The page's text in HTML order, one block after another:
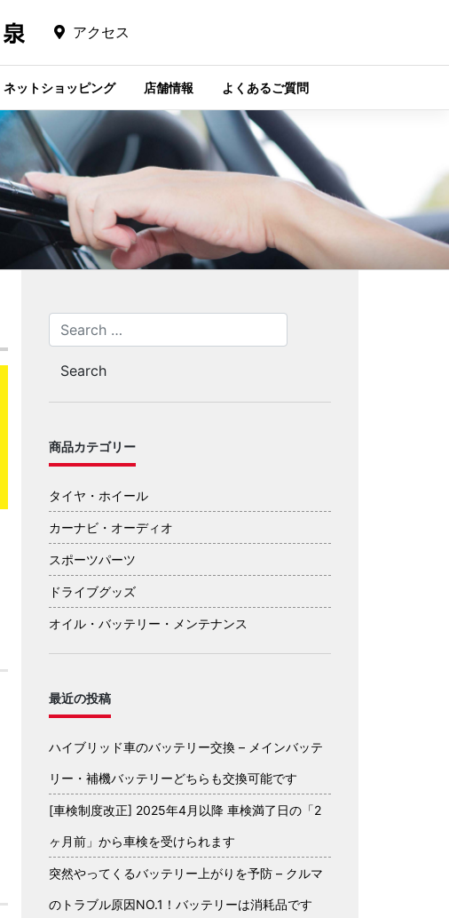
アクセス
ネットショッピング 店舗情報 よくあるご質問
商品カテゴリー
タイヤ・ホイール
カーナビ・オーディオ
スポーツパーツ
ドライブグッズ
オイル・バッテリー・メンテナンス
最近の投稿
ハイブリッド車のバッテリー交換 – メインバッテ
リー・補機バッテリーどちらも交換可能です
[車検制度改正] 2025年4月以降 車検満了日の「2
ヶ月前」から車検を受けられます
突然やってくるバッテリー上がりを予防 – クルマ
のトラブル原因NO.1！バッテリーは消耗品です